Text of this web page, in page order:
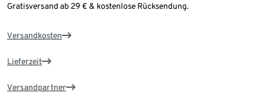
Gratisversand ab 29 € & kostenlose Rücksendung.
Versandkosten
Lieferzeit
Versandpartner